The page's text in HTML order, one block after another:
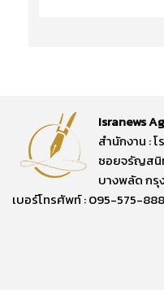
Isranews
สำนักงาน : โ
ซอยจรัญสนิ
บางพลัด กรุ
เบอร์โทรศัพท์ : 095-575-